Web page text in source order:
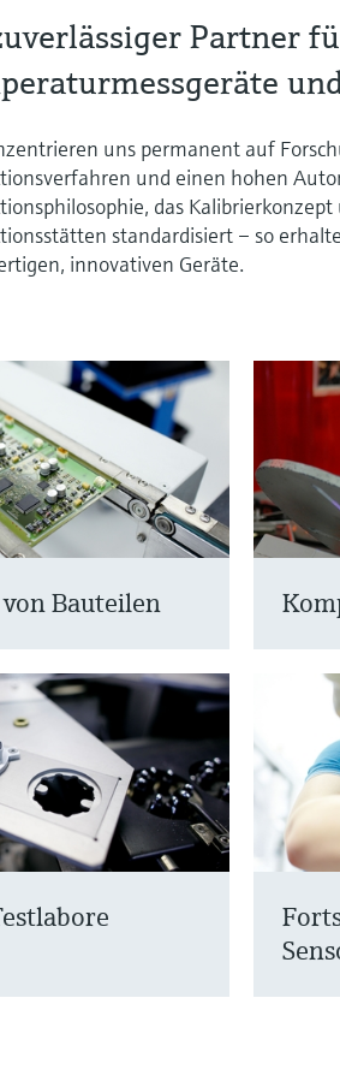
Partner
uns permanent auf
und einen hohen
das
standardisiert – so
innovativen Geräte.
Bauteilen